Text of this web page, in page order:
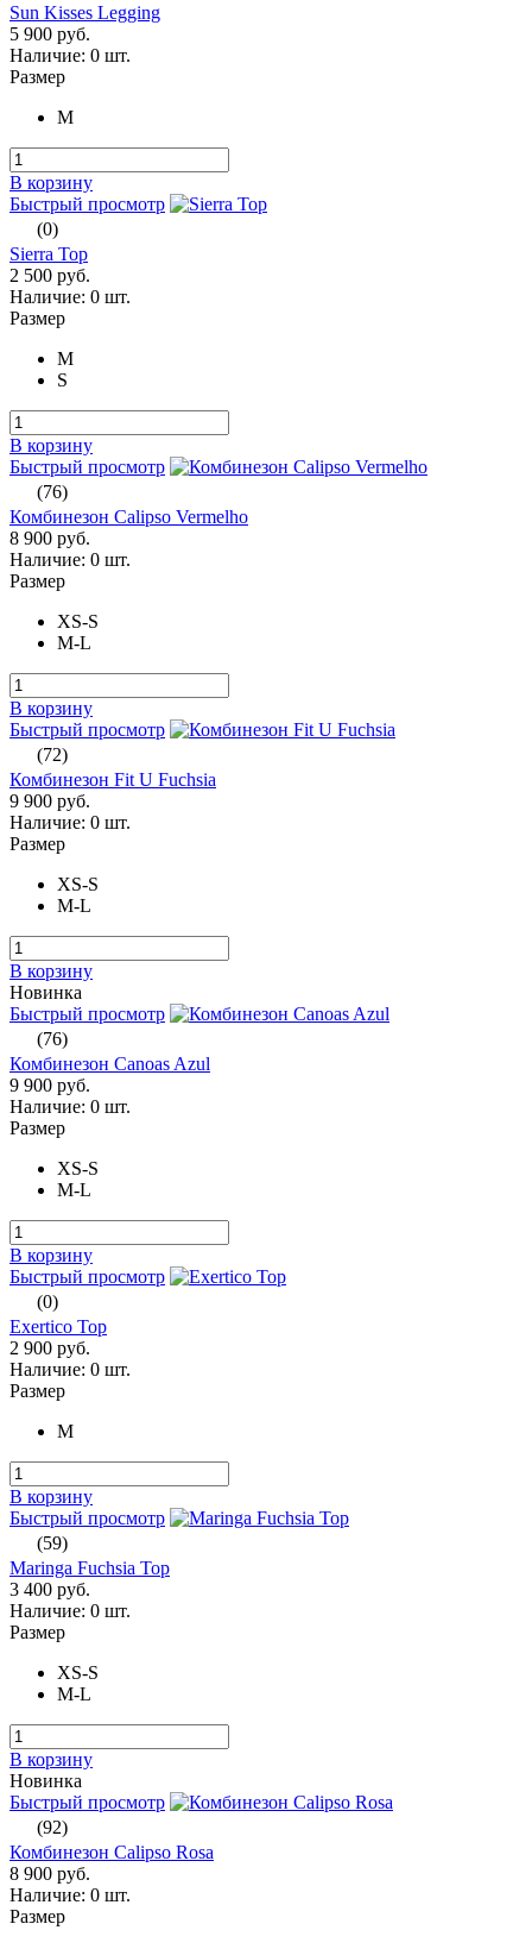
Sun Kisses Legging
5 900 руб.
Наличие: 0 шт.
Размер
M
В корзину
Быстрый просмотр
(0)
Sierra Top
2 500 руб.
Наличие: 0 шт.
Размер
M
S
В корзину
Быстрый просмотр
(76)
Комбинезон Calipso Vermelho
8 900 руб.
Наличие: 0 шт.
Размер
XS-S
M-L
В корзину
Быстрый просмотр
(72)
Комбинезон Fit U Fuchsia
9 900 руб.
Наличие: 0 шт.
Размер
XS-S
M-L
В корзину
Новинка
Быстрый просмотр
(76)
Комбинезон Canoas Azul
9 900 руб.
Наличие: 0 шт.
Размер
XS-S
M-L
В корзину
Быстрый просмотр
(0)
Exertico Top
2 900 руб.
Наличие: 0 шт.
Размер
M
В корзину
Быстрый просмотр
(59)
Maringa Fuchsia Top
3 400 руб.
Наличие: 0 шт.
Размер
XS-S
M-L
В корзину
Новинка
Быстрый просмотр
(92)
Комбинезон Calipso Rosa
8 900 руб.
Наличие: 0 шт.
Размер